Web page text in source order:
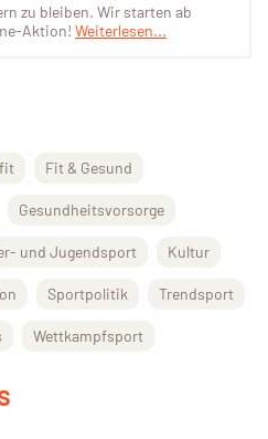
zu bleiben. Wir starten ab
Aktion! Weiterlesen...
fit Fit & Gesund
Gesundheitsvorsorge
und Jugendsport Kultur
Sportpolitik Trendsport
Wettkampfsport